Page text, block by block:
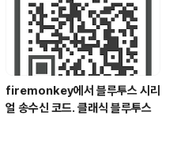
firemonkey에서 블루투스 시리
얼 송수신 코드. 클래식 블루투스